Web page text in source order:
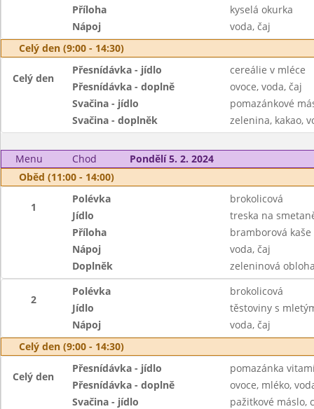
Příloha
kyselá okurka
Nápoj
voda, čaj
Celý den (9:00 - 14:30)
Celý den
Přesnídávka - jídlo
cereálie v mléce
Přesnídávka - doplně
ovoce, voda, čaj
Svačina - jídlo
pomazánkové
Svačina - doplněk
zelenina, kakao,
Menu Chod
Pondělí 5. 2. 2024
Oběd (11:00 - 14:00)
1
Polévka
brokolicová
Jídlo
treska na
Příloha
bramborová kaše
Nápoj
voda, čaj
Doplněk
zeleninová
2
Polévka
brokolicová
Jídlo
těstoviny s
Nápoj
voda, čaj
Celý den (9:00 - 14:30)
Celý den
Přesnídávka - jídlo
pomazánka
Přesnídávka - doplně
ovoce, mléko,
Svačina - jídlo
pažitkové máslo,